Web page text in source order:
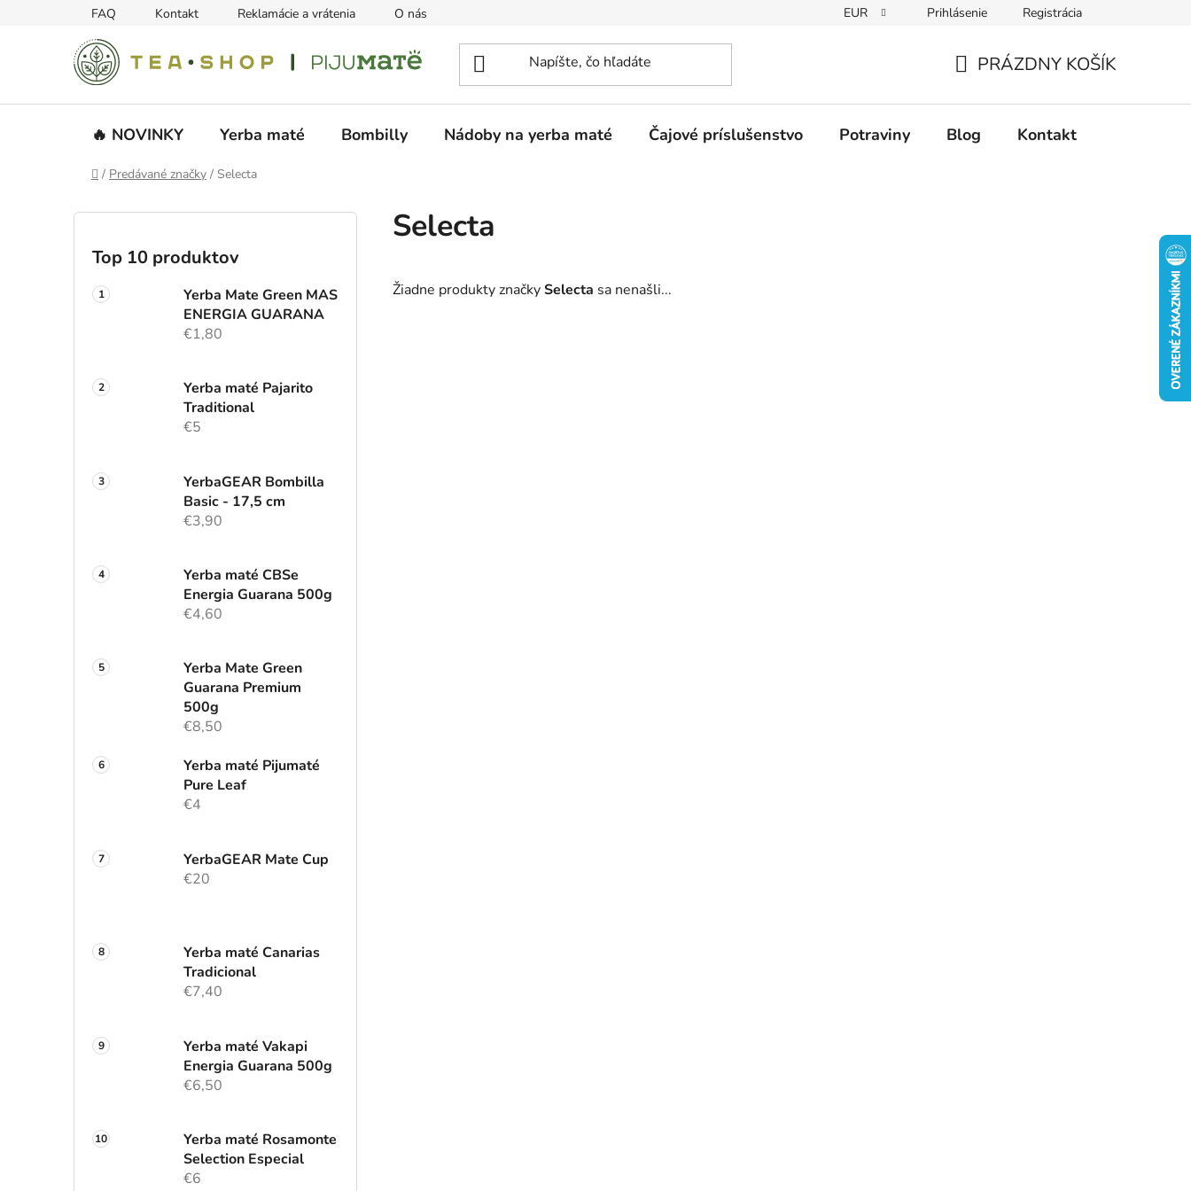
FAQ Kontakt Reklamácie a vrátenia O nás EUR Prihlásenie Registrácia
KOŠÍK
PRÁZDNY KOŠÍK
🔥 NOVINKY Yerba maté Bombilly Nádoby na yerba maté Čajové príslušenstvo Potraviny Blog Kontakt
Domov
/ Predávané značky / Selecta
Top 10 produktov
Yerba Mate Green MAS
ENERGIA GUARANA
€1,80
Yerba maté Pajarito
Traditional
€5
YerbaGEAR Bombilla
Basic - 17,5 cm
€3,90
Yerba maté CBSe
Energia Guarana 500g
€4,60
Yerba Mate Green
Guarana Premium
500g
€8,50
Yerba maté Pijumaté
Pure Leaf
€4
YerbaGEAR Mate Cup
€20
Yerba maté Canarias
Tradicional
€7,40
Yerba maté Vakapi
Energia Guarana 500g
€6,50
Yerba maté Rosamonte
Selection Especial
€6
Selecta
Žiadne produkty značkySelecta sa nenašli...